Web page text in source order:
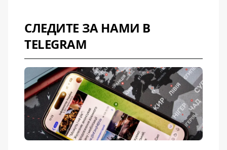
СЛЕДИТЕ ЗА НАМИ В
TELEGRAM